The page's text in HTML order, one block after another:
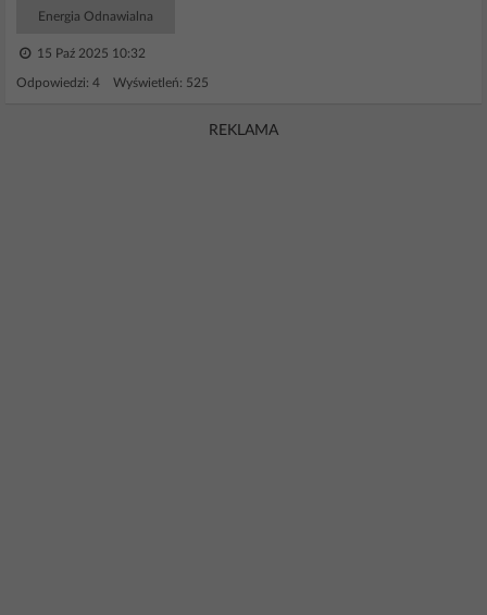
Energia Odnawialna
15 Paź 2025 10:32
Odpowiedzi: 4 Wyświetleń: 525
REKLAMA